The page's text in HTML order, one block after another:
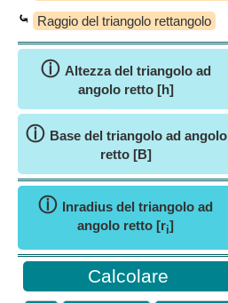
⤿ Raggio del triangolo rettangolo
ⓘ Altezza del triangolo ad
angolo retto [h]
ⓘ Base del triangolo ad angolo
retto [B]
ⓘ Inradius del triangolo ad
angolo retto [ri]